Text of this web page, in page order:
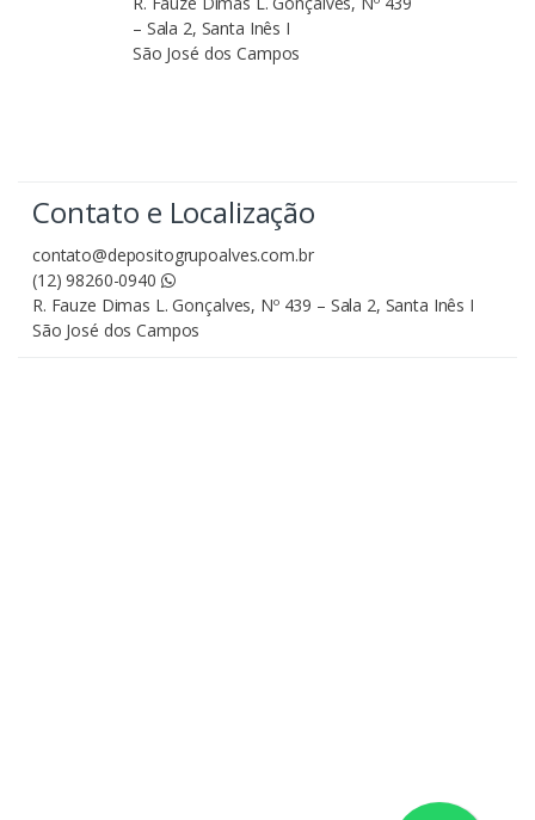
– Sala 2, Santa Inês I
São José dos Campos
Contato e Localização
contato@depositogrupoalves.com.br
(12) 98260-0940
R. Fauze Dimas L. Gonçalves, Nº 439 – Sala 2, Santa Inês I
São José dos Campos